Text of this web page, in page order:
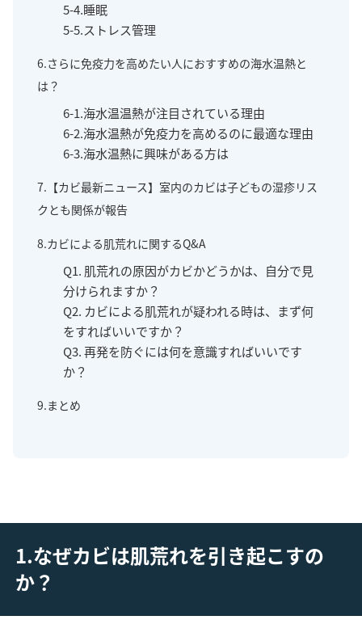
5-4.睡眠
5-5.ストレス管理
6.さらに免疫力を高めたい人におすすめの海水温熱と
は？
6-1.海水温温熱が注目されている理由
6-2.海水温熱が免疫力を高めるのに最適な理由
6-3.海水温熱に興味がある方は
7.【カビ最新ニュース】室内のカビは子どもの湿疹リス
クとも関係が報告
8.カビによる肌荒れに関するQ&A
Q1. 肌荒れの原因がカビかどうかは、自分で見
分けられますか？
Q2. カビによる肌荒れが疑われる時は、まず何
をすればいいですか？
Q3. 再発を防ぐには何を意識すればいいです
か？
9.まとめ
1.なぜカビは肌荒れを引き起こすの
か？